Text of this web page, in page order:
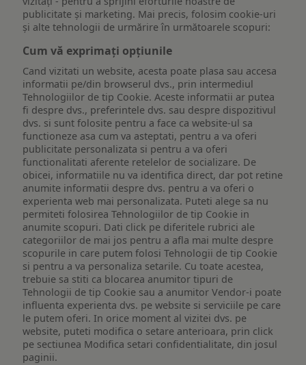
publicitate și marketing. Mai precis, folosim cookie-uri
și alte tehnologii de urmărire în următoarele scopuri:
Cum vă exprimați opțiunile
Cand vizitati un website, acesta poate plasa sau accesa
informatii pe/din browserul dvs., prin intermediul
Tehnologiilor de tip Cookie. Aceste informatii ar putea
fi despre dvs., preferintele dvs. sau despre dispozitivul
dvs. si sunt folosite pentru a face ca website-ul sa
functioneze asa cum va asteptati, pentru a va oferi
publicitate personalizata si pentru a va oferi
functionalitati aferente retelelor de socializare. De
obicei, informatiile nu va identifica direct, dar pot retine
anumite informatii despre dvs. pentru a va oferi o
experienta web mai personalizata. Puteti alege sa nu
permiteti folosirea Tehnologiilor de tip Cookie in
anumite scopuri. Dati click pe diferitele rubrici ale
categoriilor de mai jos pentru a afla mai multe despre
scopurile in care putem folosi Tehnologii de tip Cookie
si pentru a va personaliza setarile. Cu toate acestea,
trebuie sa stiti ca blocarea anumitor tipuri de
Tehnologii de tip Cookie sau a anumitor Vendor-i poate
influenta experienta dvs. pe website si serviciile pe care
le putem oferi. In orice moment al vizitei dvs. pe
website, puteti modifica o setare anterioara, prin click
pe sectiunea Modifica setari confidentialitate, din josul
paginii.